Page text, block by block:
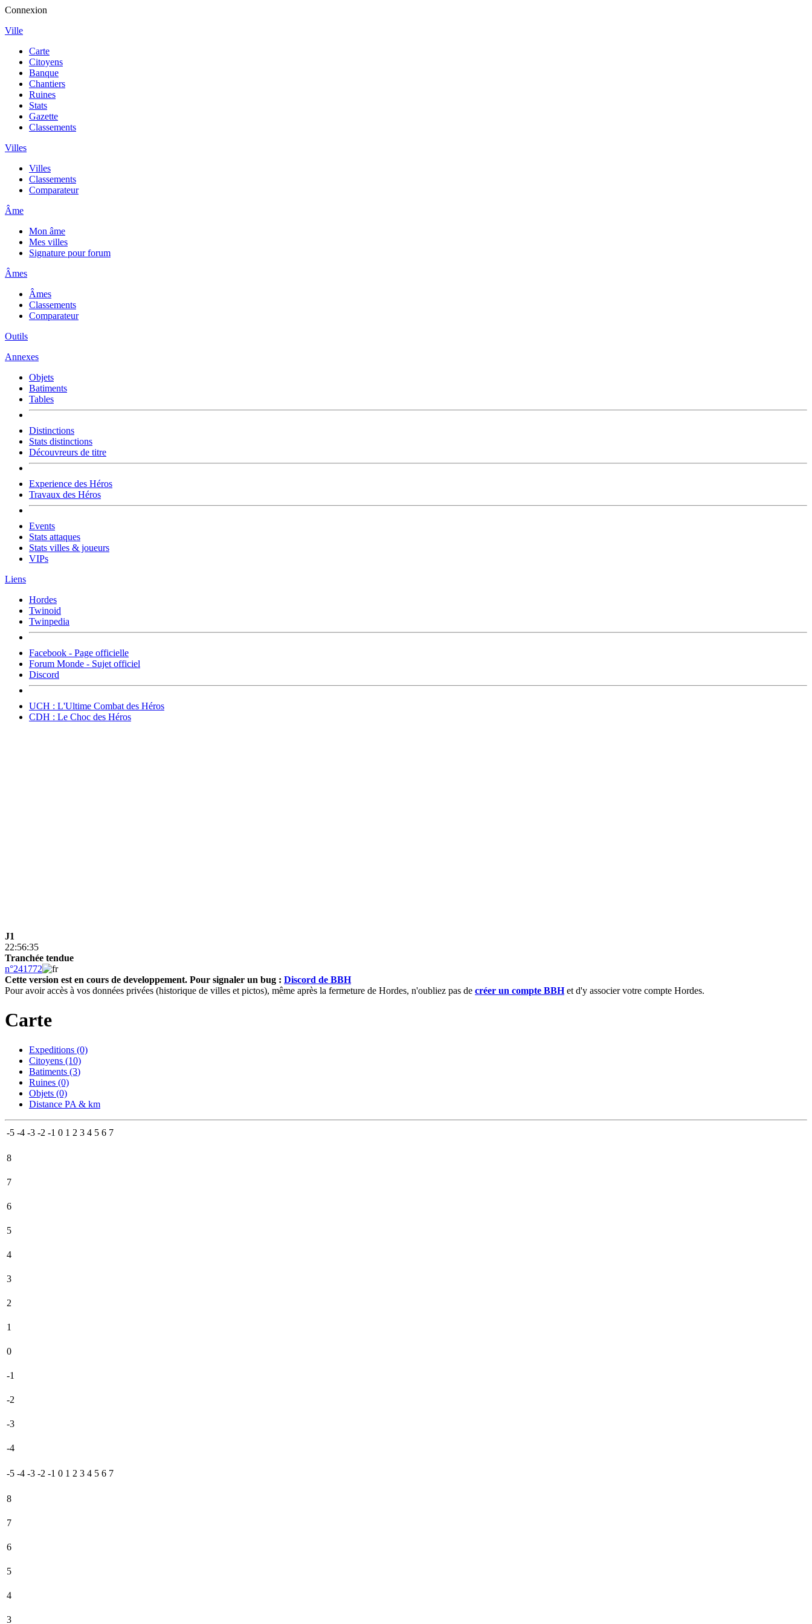
Connexion
Ville
Carte
Citoyens
Banque
Chantiers
Ruines
Stats
Gazette
Classements
Villes
Villes
Classements
Comparateur
Âme
Mon âme
Mes villes
Signature pour forum
Âmes
Âmes
Classements
Comparateur
Outils
Annexes
Objets
Batiments
Tables
Distinctions
Stats distinctions
Découvreurs de titre
Experience des Héros
Travaux des Héros
Events
Stats attaques
Stats villes & joueurs
VIPs
Liens
Hordes
Twinoid
Twinpedia
Facebook - Page officielle
Forum Monde - Sujet officiel
Discord
UCH : L'Ultime Combat des Héros
CDH : Le Choc des Héros
J1
22:56:35
Tranchée tendue
n°241772
Cette version est en cours de developpement. Pour signaler un bug : Discord de BBH
Pour avoir accès à vos données privées (historique de villes et pictos), même après la fermeture de Hordes, n'oubliez pas de créer un compte BBHet d'y associer votre compte Hordes.
Carte
Expeditions (0)
Citoyens (10)
Batiments (3)
Ruines (0)
Objets (0)
Distance PA & km
-5 -4 -3 -2 -1 0 1 2 3 4 5 6 7
8
7
6
5
4
3
2
1
0
-1
-2
-3
-4
-5 -4 -3 -2 -1 0 1 2 3 4 5 6 7
8
7
6
5
4
3